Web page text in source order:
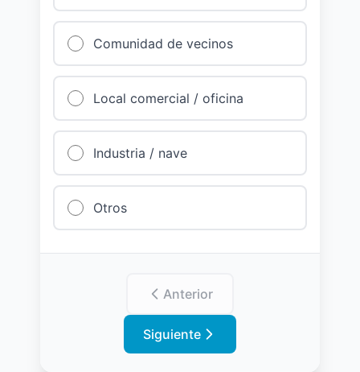
Comunidad de vecinos
Local comercial / oficina
Industria / nave
Otros
Anterior
Siguiente